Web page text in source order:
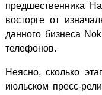
предшественника
восторге от
данного бизнеса
телефонов.
Неясно, сколько
июльском пресс-